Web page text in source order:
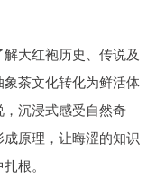
大红袍历史、传说及
茶文化转化为鲜活体
沉浸式感受自然奇
原理，让晦涩的知识
根。